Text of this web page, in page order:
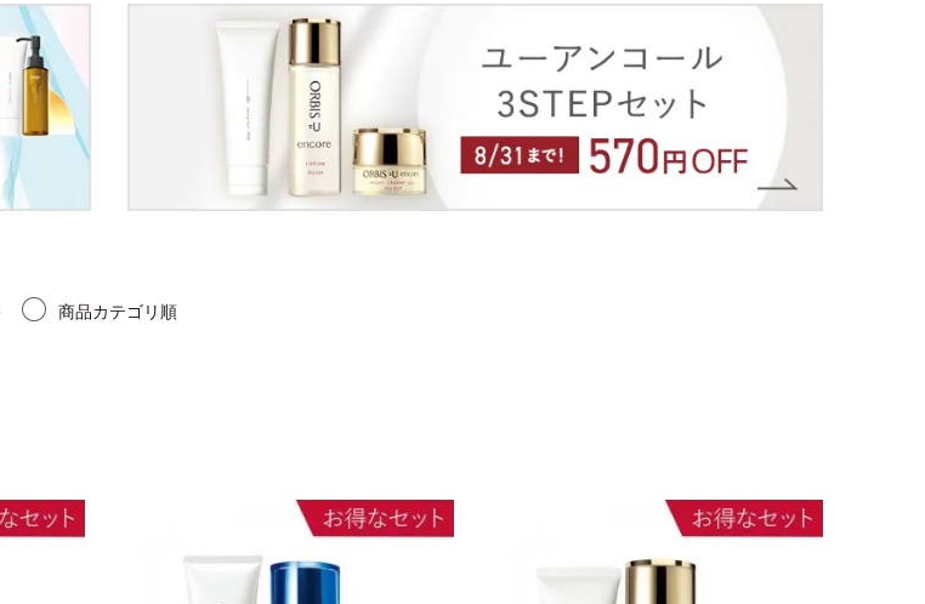
商品カテゴリ順